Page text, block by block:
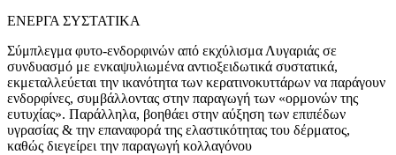
ΕΝΕΡΓΑ ΣΥΣΤΑΤΙΚΑ
Σύμπλεγμα φυτο-ενδορφινών από εκχύλισμα Λυγαριάς σε
συνδυασμό με ενκαψυλιωμένα αντιοξειδωτικά συστατικά,
εκμεταλλεύεται την ικανότητα των κερατινοκυττάρων να παράγουν
ενδορφίνες, συμβάλλοντας στην παραγωγή των «ορμονών της
ευτυχίας». Παράλληλα, βοηθάει στην αύξηση των επιπέδων
υγρασίας & την επαναφορά της ελαστικότητας του δέρματος,
καθώς διεγείρει την παραγωγή κολλαγόνου